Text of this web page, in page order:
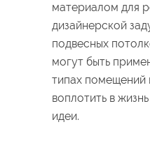
материалом для
дизайнерской
подвесных
могут быть
типах помещений
воплотить в
идеи.